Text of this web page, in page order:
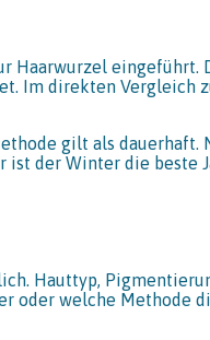
Haarwurzel eingeführt.
Im direkten Vergleich
gilt als dauerhaft.
ist der Winter die beste
Hauttyp,
oder welche Methode